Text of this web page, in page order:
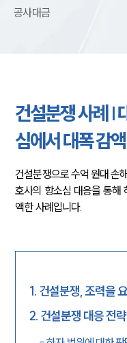
공사대금
건설분쟁 사례 |
심에서 대폭 감액
건설분쟁으로 수억 원대 손
호사의 항소심 대응을 통해
액한 사례입니다.
1. 건설분쟁, 조력을
2. 건설분쟁 대응 전